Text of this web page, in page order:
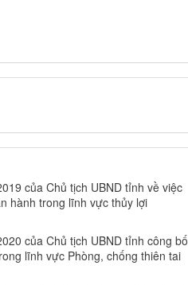
của Chủ tịch UBND tỉnh về việc
hành trong lĩnh vực thủy lợi
của Chủ tịch UBND tỉnh công bố
lĩnh vực Phòng, chống thiên tai